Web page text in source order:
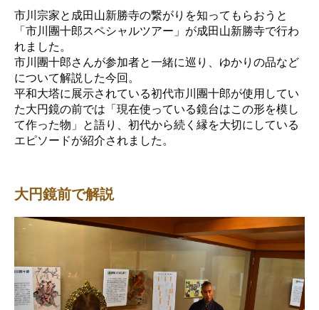
市川宗家と成田山新勝寺の繋がりを知ってもらおうと
「市川團十郎スペシャルツアー」が成田山新勝寺で行わ
れました。
市川團十郎さんが参加者と一緒に巡り、ゆかりの品など
について解説した今回。
平和大塔に展示されている初代市川團十郎が使用してい
た大円鏡の前では「現在使っている鏡台はこの形を模し
て作った物」と語り、初代から続く縁を大切にしている
エピソードが紹介されました。
大円鏡前で解説